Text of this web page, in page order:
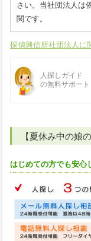
さい。当社団法人は
関です。
探偵興信所社団法人に
人探しガイド
の無料サポート
【夏休み中の娘
はじめての方でも安心